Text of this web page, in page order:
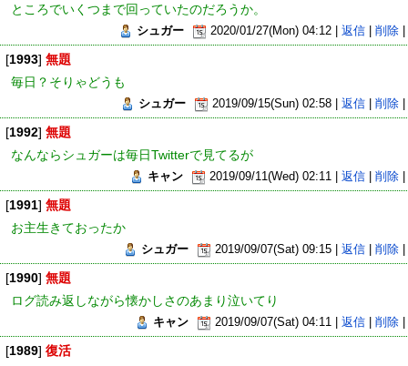
ところでいくつまで回っていたのだろうか。
シュガー 2020/01/27(Mon) 04:12 |返信 |削除
[1993] 無題
毎日？そりゃどうも
シュガー 2019/09/15(Sun) 02:58 |返信 |削除
[1992] 無題
なんならシュガーは毎日Twitterで見てるが
キャン 2019/09/11(Wed) 02:11 |返信 |削除
[1991] 無題
お主生きておったか
シュガー 2019/09/07(Sat) 09:15 |返信 |削除
[1990] 無題
ログ読み返しながら懐かしさのあまり泣いてり
キャン 2019/09/07(Sat) 04:11 |返信 |削除
[1989] 復活